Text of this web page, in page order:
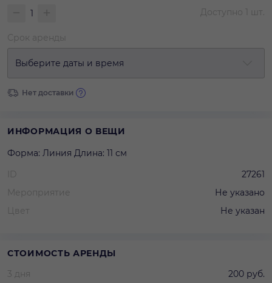
Доступно 1 шт.
Срок аренды
Выберите даты и время
Нет доставки
ИНФОРМАЦИЯ О ВЕЩИ
Форма: Линия Длина: 11 см
ID
27261
Мероприятие
Не указано
Цвет
Не указан
СТОИМОСТЬ АРЕНДЫ
3 дня
200 руб.